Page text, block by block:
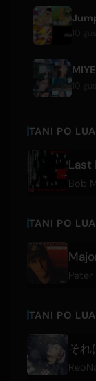
TANI PO
Last
Bob
TANI PO
Peter
TANI PO
それ